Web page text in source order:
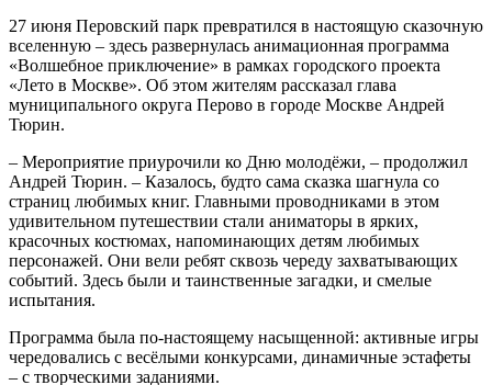
27 июня Перовский парк превратился в настоящую сказочную
вселенную – здесь развернулась анимационная программа
«Волшебное приключение» в рамках городского проекта
«Лето в Москве». Об этом жителям рассказал глава
муниципального округа Перово в городе Москве Андрей
Тюрин.
– Мероприятие приурочили ко Дню молодёжи, – продолжил
Андрей Тюрин. – Казалось, будто сама сказка шагнула со
страниц любимых книг. Главными проводниками в этом
удивительном путешествии стали аниматоры в ярких,
красочных костюмах, напоминающих детям любимых
персонажей. Они вели ребят сквозь череду захватывающих
событий. Здесь были и таинственные загадки, и смелые
испытания.
Программа была по-настоящему насыщенной: активные игры
чередовались с весёлыми конкурсами, динамичные эстафеты
– с творческими заданиями.